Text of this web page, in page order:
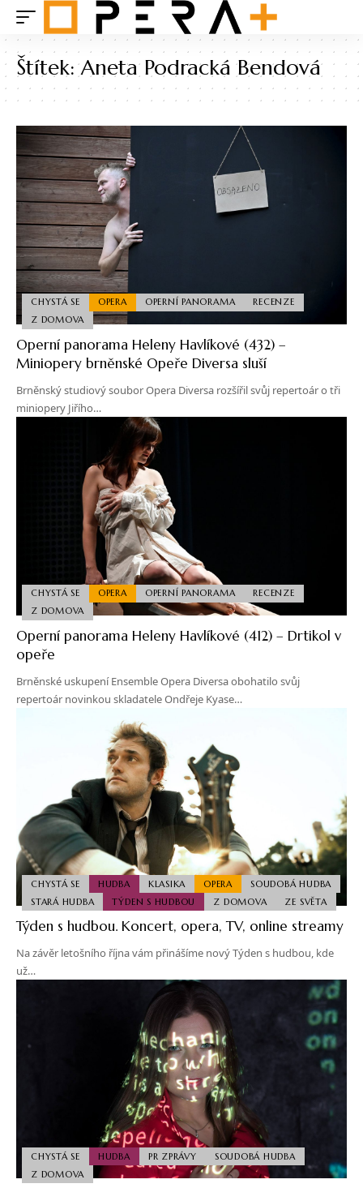
Štítek:Aneta Podracká Bendová
CHYSTÁ SE OPERA OPERNÍ PANORAMA
RECENZE
Z DOMOVA
Operní panorama Heleny Havlíkové (432) –
Miniopery brněnské Opeře Diversa sluší
Brněnský studiový soubor Opera Diversa rozšířil svůj repertoár o tři
miniopery Jiřího…
CHYSTÁ SE OPERA OPERNÍ PANORAMA
RECENZE
Z DOMOVA
Operní panorama Heleny Havlíkové (412) – Drtikol v
opeře
Brněnské uskupení Ensemble Opera Diversa obohatilo svůj
repertoár novinkou skladatele Ondřeje Kyase…
CHYSTÁ SE HUDBA KLASIKA OPERA
SOUDOBÁ HUDBA
STARÁ HUDBA
TÝDEN S HUDBOU Z DOMOVA ZE SVĚTA
Týden s hudbou. Koncert, opera, TV, online streamy
Na závěr letošního října vám přinášíme nový Týden s hudbou, kde
už…
CHYSTÁ SE HUDBA PR ZPRÁVY
SOUDOBÁ HUDBA
Z DOMOVA